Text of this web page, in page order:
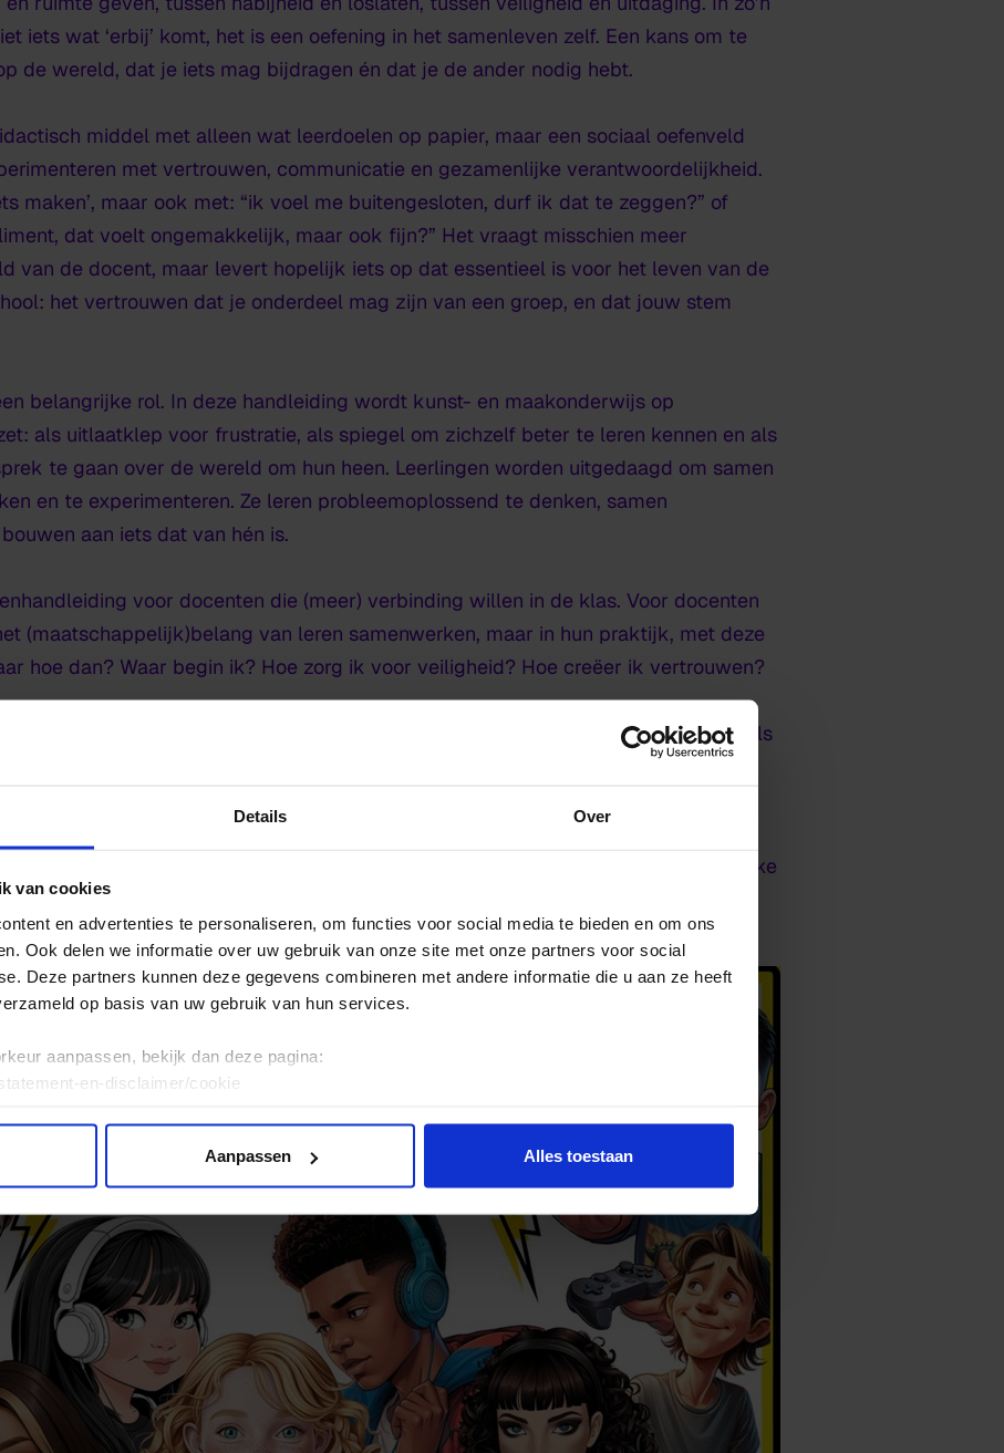
Details Over
van cookies
en advertenties te personaliseren, om functies voor social media te bieden en om ons
Ook delen we informatie over uw gebruik van onze site met onze partners voor social
Deze partners kunnen deze gegevens combineren met andere informatie die u aan ze heeft
op basis van uw gebruik van hun services.
aanpassen, bekijk dan deze pagina:
en-disclaimer/cookie
Aanpassen Alles toestaan
iets wat ‘erbij’ komt, het is een oefening in het samenleven zelf. Een kans om te
de wereld, dat je iets mag bijdragen én dat je de ander nodig hebt.
middel met alleen wat leerdoelen op papier, maar een sociaal oefenveld
met vertrouwen, communicatie en gezamenlijke verantwoordelijkheid.
maken’, maar ook met: “ik voel me buitengesloten, durf ik dat te zeggen?” of
dat voelt ongemakkelijk, maar ook fijn?” Het vraagt misschien meer
van de docent, maar levert hopelijk iets op dat essentieel is voor het leven van de
het vertrouwen dat je onderdeel mag zijn van een groep, en dat jouw stem
belangrijke rol. In deze handleiding wordt kunst- en maakonderwijs op
als uitlaatklep voor frustratie, als spiegel om zichzelf beter te leren kennen en als
te gaan over de wereld om hun heen. Leerlingen worden uitgedaagd om samen
en te experimenteren. Ze leren probleemoplossend te denken, samen
aan iets dat van hén is.
voor docenten die (meer) verbinding willen in de klas. Voor docenten
(maatschappelijk)belang van leren samenwerken, maar in hun praktijk, met deze
hoe dan? Waar begin ik? Hoe zorg ik voor veiligheid? Hoe creëer ik vertrouwen?
les. Waarschijnlijk niet. Misschien struikel je onderweg. Waarschijnlijk wel. Maar als
mogen bijdragen, dat ze gehoord worden, en dat ze samen iets kunnen maken,
Iets dat verder gaat dan de les.
dus er is geen goed of fout. Zolang je maar blijft proberen en de leerlingen elke